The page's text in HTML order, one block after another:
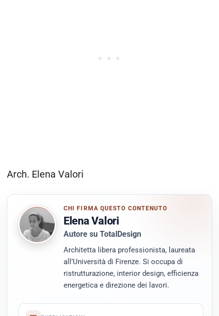
Arch. Elena Valori
CHI FIRMA QUESTO CONTENUTO
Elena Valori
Autore su TotalDesign
Architetta libera professionista, laureata
all’Università di Firenze. Si occupa di
ristrutturazione, interior design, efficienza
energetica e direzione dei lavori.